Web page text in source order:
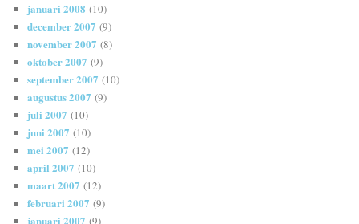
januari 2008 (10)
december 2007 (9)
november 2007 (8)
oktober 2007 (9)
september 2007 (10)
augustus 2007 (9)
juli 2007 (10)
juni 2007 (10)
mei 2007 (12)
april 2007 (10)
maart 2007 (12)
februari 2007 (9)
januari 2007 (9)